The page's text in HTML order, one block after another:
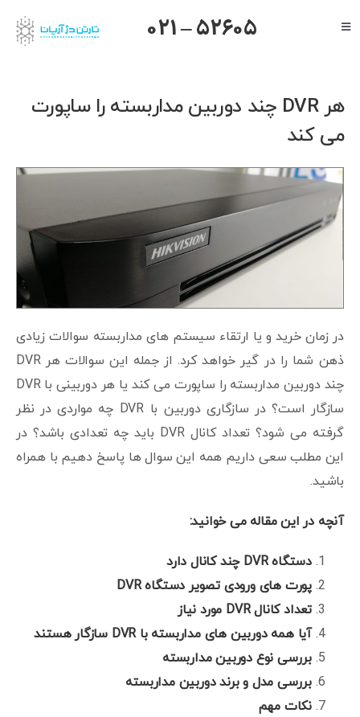
to
Toggle
هایک ویژن
داهوا
021 – 52605
هر DVR چند دوربین مداربسته را ساپورت
می کند
در زمان خرید و یا ارتقاء سیستم های مداربسته سوالات زیادی
ذهن شما را در گیر خواهد کرد. از جمله این سوالات هر DVR
چند دوربین مداربسته را ساپورت می کند یا هر دوربینی با DVR
سازگار است؟ در سازگاری دوربین با DVR چه مواردی در نظر
گرفته می شود؟ تعداد کانال DVR باید چه تعدادی باشد؟ در
این مطلب سعی داریم همه این سوال ها پاسخ دهیم با همراه
باشید.
آنچه در این مقاله می خوانید:
دستگاه DVR چند کانال دارد
پورت های ورودی تصویر دستگاه DVR
تعداد کانال DVR مورد نیاز
آیا همه دوربین های مداربسته با DVR سازگار هستند
بررسی نوع دوربین مداربسته
بررسی مدل و برند دوربین مداربسته
نکات مهم